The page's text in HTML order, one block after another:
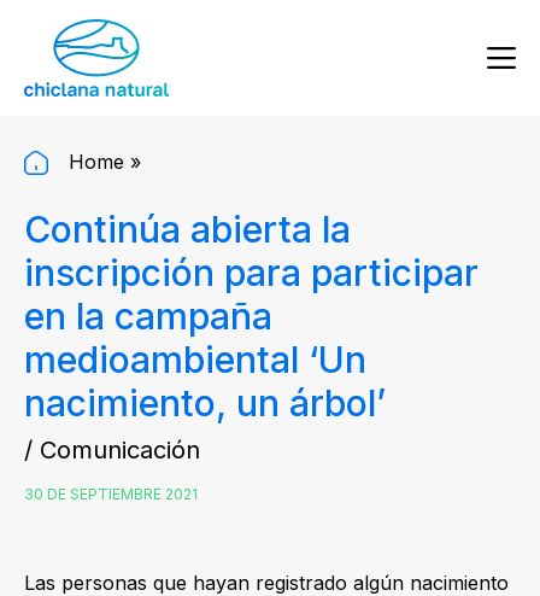
Home »
Continúa abierta la
inscripción para participar
en la campaña
medioambiental ‘Un
nacimiento, un árbol’
/ Comunicación
30 DE SEPTIEMBRE 2021
Las personas que hayan registrado algún nacimiento